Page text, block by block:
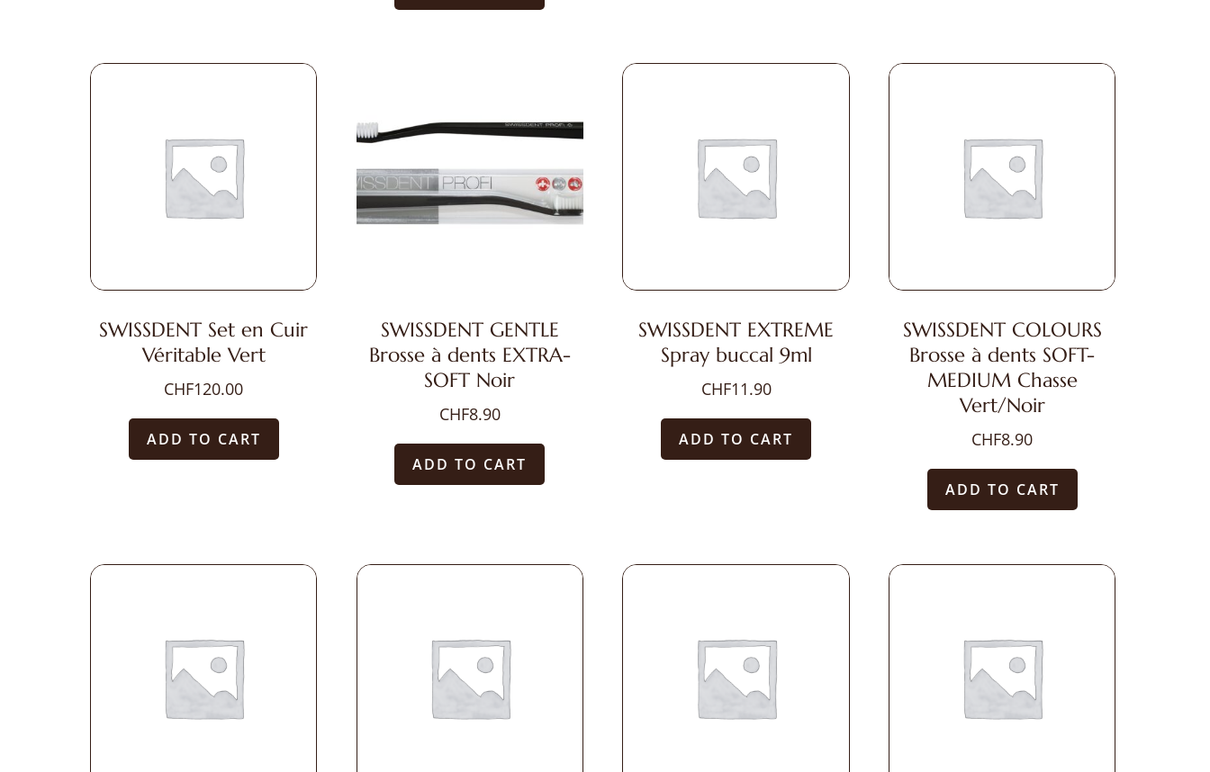
SWISSDENT Set en Cuir
Véritable Vert
CHF120.00
ADD TO CART
SWISSDENT GENTLE
Brosse à dents EXTRA-
SOFT Noir
CHF8.90
ADD TO CART
SWISSDENT EXTREME
Spray buccal 9ml
CHF11.90
ADD TO CART
SWISSDENT COLOURS
Brosse à dents SOFT-
MEDIUM Chasse
Vert/Noir
CHF8.90
ADD TO CART